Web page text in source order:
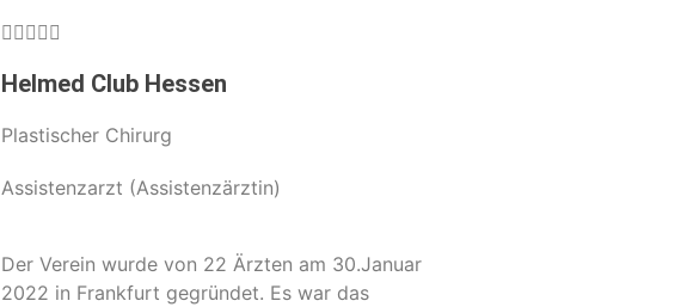

Helmed Club Hessen
Plastischer Chirurg
Assistenzarzt (Assistenzärztin)
Der Verein wurde von 22 Ärzten am 30.Januar
2022 in Frankfurt gegründet. Es war das